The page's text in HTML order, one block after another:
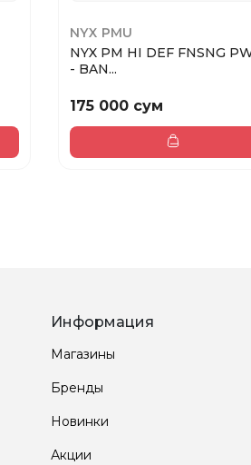
NYX PMU
NYX PM HI DEF FNSNG
- BAN...
175 000 сум
Информация
Магазины
Бренды
Новинки
Акции